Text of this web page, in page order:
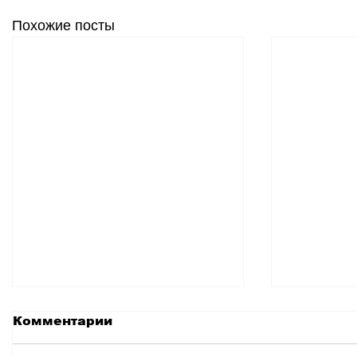
Похожие посты
Комментарии